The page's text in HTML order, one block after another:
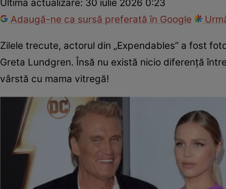
Ultima actualizare: 30 iulie 2026 0:23
Adaugă-ne ca sursă preferată în Google
Zilele trecute, actorul din „Expendables” a fost
Greta Lundgren. Însă nu există nicio diferență
vârstă cu mama vitregă!